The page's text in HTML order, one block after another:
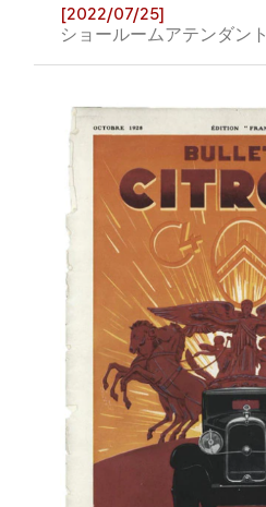
[2022/07/25]
ショールームアテンダント